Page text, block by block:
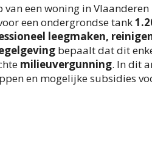
een woning in
een ondergrondse tank
leegmaken,
bepaalt dat dit
milieuvergunning. In dit
en mogelijke subsidies